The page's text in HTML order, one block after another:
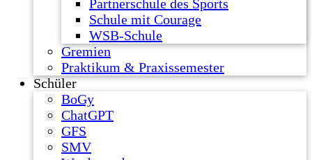
Partnerschule des Sports
Schule mit Courage
WSB-Schule
Gremien
Praktikum & Praxissemester
Schüler
BoGy
ChatGPT
GFS
SMV